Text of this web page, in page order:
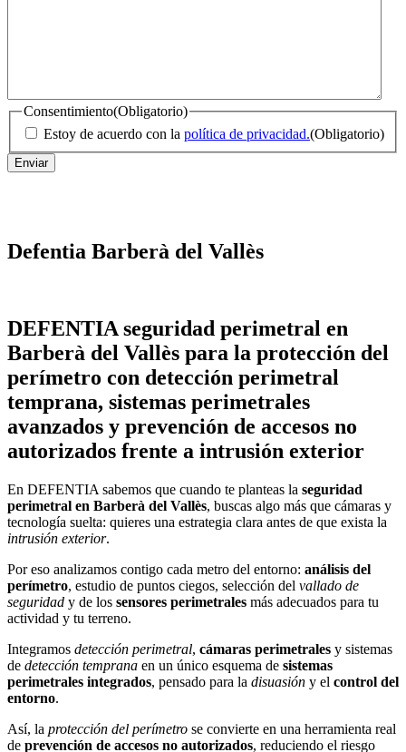
Consentimiento(Obligatorio)
Estoy de acuerdo con la política de privacidad.(Obligatorio)
Defentia Barberà del Vallès
DEFENTIA seguridad perimetral en
Barberà del Vallès para la protección del
perímetro con detección perimetral
temprana, sistemas perimetrales
avanzados y prevención de accesos no
autorizados frente a intrusión exterior
En DEFENTIA sabemos que cuando te planteas la seguridad
perimetral en Barberà del Vallès, buscas algo más que cámaras y
tecnología suelta: quieres una estrategia clara antes de que exista la
intrusión exterior.
Por eso analizamos contigo cada metro del entorno: análisis del
perímetro, estudio de puntos ciegos, selección del vallado de
seguridad y de los sensores perimetrales más adecuados para tu
actividad y tu terreno.
Integramos detección perimetral, cámaras perimetrales y sistemas
de detección temprana en un único esquema de sistemas
perimetrales integrados, pensado para la disuasión y el control del
entorno.
Así, la protección del perímetro se convierte en una herramienta real
de prevención de accesos no autorizados, reduciendo el riesgo